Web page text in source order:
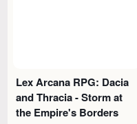
Lex Arcana RPG: Dacia
and Thracia - Storm at
the Empire's Borders